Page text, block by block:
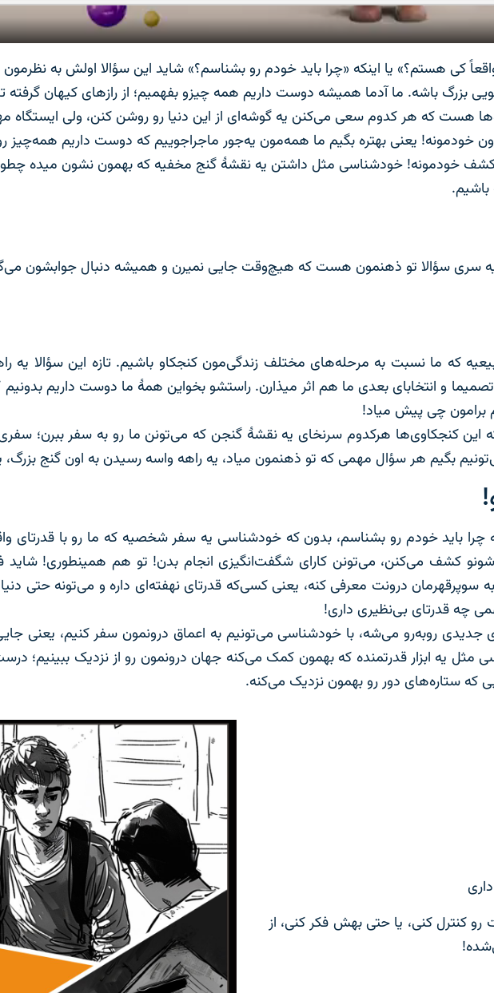
کی هستم؟» یا اینکه «چرا باید خودم رو بشناسم؟» شاید این سؤالا اولش به
بزرگ باشه. ما آدما همیشه دوست داریم همه چیزو بفهمیم؛ از رازهای کیهان گرفته
توی دانشگاه‌ها هست که هر کدوم سعی می‌کنن یه گوشه‌ای از این دنیا رو روشن کنن، ولی
خودمونه! یعنی بهتره بگیم ما همه‌مون یه‌جور ماجراجوییم که دوست داریم همه‌چیز
خودمونه! خودشناسی مثل داشتن یه نقشۀ گنج مخفیه که بهمون نشون میده چطور
باشیم.
سری سؤالا تو ذهنمون هست که هیچ‌وقت جایی نمیرن و همیشه دنبال جوابشون
که ما نسبت به مرحله‌های مختلف زندگی‌مون کنجکاو باشیم. تازه این سؤالا یه
و انتخابای بعدی ما هم اثر میذارن. راستشو بخواین همۀ ما دوست داریم بدونیم که
برامون چی پیش میاد!
این کنجکاوی‌ها هرکدوم سرنخای یه نقشۀ گنجن که می‌تونن ما رو به سفر ببرن؛
بگیم هر سؤال مهمی که تو ذهنمون میاد، یه راهه واسه رسیدن به اون گنج
چرا باید خودم رو بشناسم، بدون که خودشناسی یه سفر شخصیه که ما رو با قدرتای
کشف می‌کنن، می‌تونن کارای شگفت‌انگیزی انجام بدن! تو هم همینطوری! شاید
درونت معرفی کنه، یعنی کسی‌که قدرتای نهفته‌ای داره و می‌تونه حتی دنیا
چه قدرتای بی‌نظیری داری!
جدیدی روبه‌رو می‌شه، با خودشناسی می‌تونیم به اعماق درونمون سفر ‌کنیم، یعنی
یه ابزار قدرتمنده که بهمون کمک می‌کنه جهان درونمون رو از نزدیک ببینیم؛
که ستاره‌های دور رو بهمون نزدیک می‌کنه.
رو کنترل کنی، یا حتی بهش فکر کنی، از